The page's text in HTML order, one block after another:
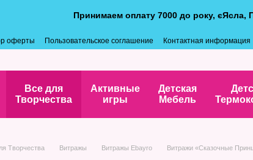
Принимаем оплату 7000 до року, єЯсла,
оферты Пользовательское соглашение Контактная информация
Все для
Творчества
Активные
игры
Детская
Мебель
Творчества Витражы Витражы Ebayro Витражи «Сказочные